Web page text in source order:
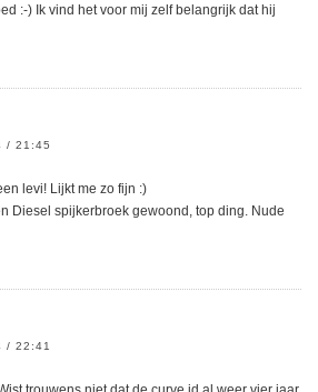
:-) Ik vind het voor mij zelf belangrijk dat hij
/ 21:45
levi! Lijkt me zo fijn :)
Diesel spijkerbroek gewoond, top ding. Nude
/ 22:41